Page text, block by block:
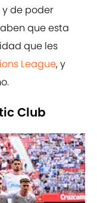
de poder
que esta
que les
League, y
Club